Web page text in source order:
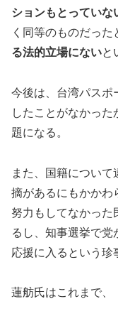
ションもとっていな
く同等のものだった
る法的立場にないと
今後は、台湾パスポ
したことがなかっ
題になる。
また、国籍につい
摘があるにもかかわ
努力もしてなかった
るし、知事選挙で
応援に入るという珍
蓮舫氏はこれまで、